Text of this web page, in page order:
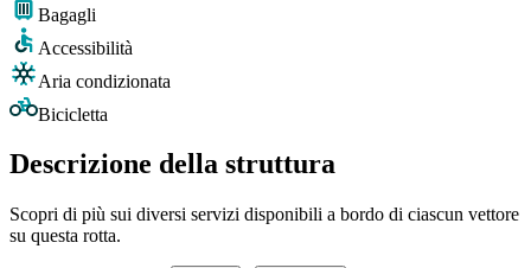
Bagagli
Accessibilità
Aria condizionata
Bicicletta
Descrizione della struttura
Scopri di più sui diversi servizi disponibili a bordo di ciascun vettore
su questa rotta.